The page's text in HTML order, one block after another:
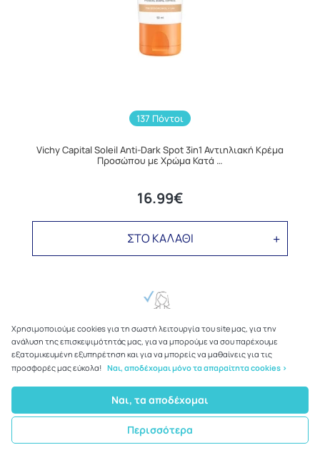
137 Πόντοι
Vichy Capital Soleil Anti-Dark Spot 3in1 Αντιηλιακή Κρέμα
Προσώπου με Χρώμα Κατά …
16.99€
ΣΤΟ ΚΑΛΑΘΙ
Χρησιμοποιούμε cookies για τη σωστή λειτουργία του site μας, για την
ανάλυση της επισκεψιμότητάς μας, για να μπορούμε να σου παρέχουμε
εξατομικευμένη εξυπηρέτηση και για να μπορείς να μαθαίνεις για τις
προσφορές μας εύκολα! Ναι, αποδέχομαι μόνο τα απαραίτητα cookies >
Ναι, τα αποδέχομαι
Περισσότερα